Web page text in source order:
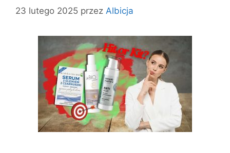
23 lutego 2025 przez Albicja